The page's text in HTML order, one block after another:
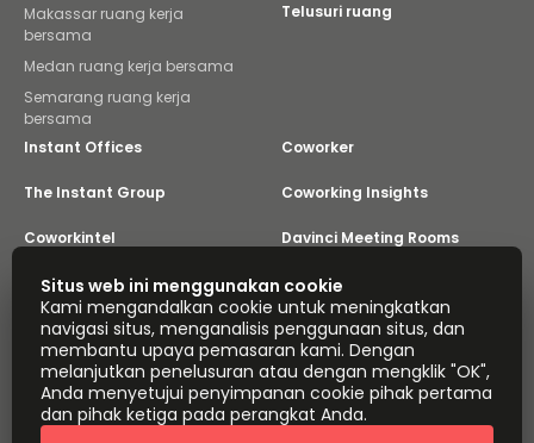
Makassar ruang kerja
bersama
Medan ruang kerja bersama
Semarang ruang kerja
bersama
Telusuri ruang
Instant Offices Coworker
The Instant Group Coworking Insights
Coworkintel Davinci Meeting Rooms
Davinci Virtual Incendium
Yta
Bagian dari
Instant Group
Peta situs Ketentuan
Privasi
Pernyataan Mengenai Perbudakan Modern
Situs web ini menggunakan cookie
Kami mengandalkan cookie untuk meningkatkan
navigasi situs, menganalisis penggunaan situs, dan
membantu upaya pemasaran kami. Dengan
melanjutkan penelusuran atau dengan mengklik "OK",
Anda menyetujui penyimpanan cookie pihak pertama
dan pihak ketiga pada perangkat Anda.